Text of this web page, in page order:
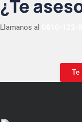
¿Te
Llamanos al
Te